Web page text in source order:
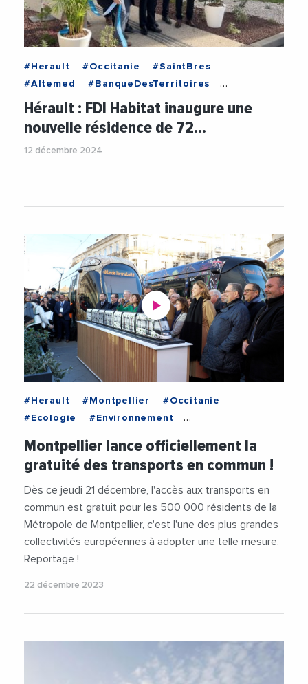
#Herault #Occitanie
#SaintBres
#Altemed
#BanqueDesTerritoires
#CaisseDEpargneLR
#CreditAgricoleLanguedoc
#FDI
#LaurentJaoul
#Logement
#LogementSocial
Hérault : FDI Habitat inaugure une
nouvelle résidence de 72…
12 décembre 2024
#Herault #Montpellier
#Occitanie
#Ecologie
#Environnement
#Mobilite
#RenaudCalvat
#Transports1
#Videos
Montpellier lance officiellement la
gratuité des transports en commun !
Dès ce jeudi 21 décembre, l'accès aux transports en
commun est gratuit pour les 500 000 résidents de la
Métropole de Montpellier, c'est l'une des plus grandes
collectivités européennes à adopter une telle mesure.
Reportage !
22 décembre 2023